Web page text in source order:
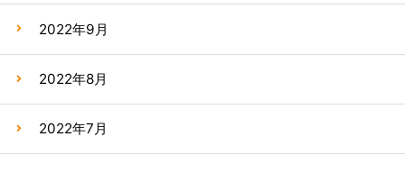
2022年9月
2022年8月
2022年7月